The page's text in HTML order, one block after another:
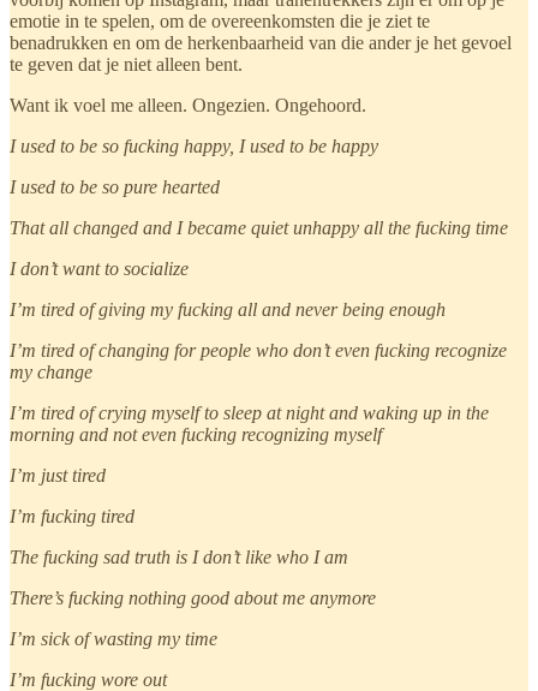
emotie in te spelen, om de overeenkomsten die je ziet te
benadrukken en om de herkenbaarheid van die ander je het gevoel
te geven dat je niet alleen bent.
Want ik voel me alleen. Ongezien. Ongehoord.
I used to be so fucking happy, I used to be happy
I used to be so pure hearted
That all changed and I became quiet unhappy all the fucking time
I don’t want to socialize
I’m tired of giving my fucking all and never being enough
I’m tired of changing for people who don’t even fucking recognize
my change
I’m tired of crying myself to sleep at night and waking up in the
morning and not even fucking recognizing myself
I’m just tired
I’m fucking tired
The fucking sad truth is I don’t like who I am
There’s fucking nothing good about me anymore
I’m sick of wasting my time
I’m fucking wore out